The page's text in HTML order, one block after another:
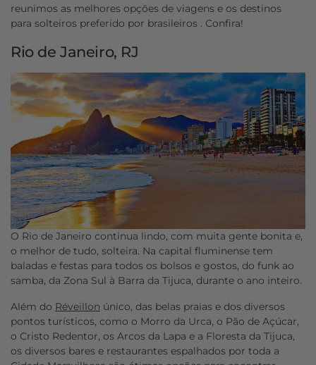
reunimos as melhores opções de viagens e os destinos
para solteiros preferido por brasileiros . Confira!
Rio de Janeiro, RJ
O Rio de Janeiro continua lindo, com muita gente bonita e,
o melhor de tudo, solteira. Na capital fluminense tem
baladas e festas para todos os bolsos e gostos, do funk ao
samba, da Zona Sul à Barra da Tijuca, durante o ano inteiro.
Além do Réveillon único, das belas praias e dos diversos
pontos turísticos, como o Morro da Urca, o Pão de Açúcar,
o Cristo Redentor, os Arcos da Lapa e a Floresta da Tijuca,
os diversos bares e restaurantes espalhados por toda a